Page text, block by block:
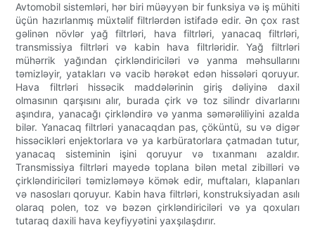
Avtomobil sistemləri, hər biri müəyyən bir funksiya və iş mühiti
üçün hazırlanmış müxtəlif filtrlərdən istifadə edir. Ən çox rast
gəlinən növlər yağ filtrləri, hava filtrləri, yanacaq filtrləri,
transmissiya filtrləri və kabin hava filtrləridir. Yağ filtrləri
mühərrik yağından çirkləndiriciləri və yanma məhsullarını
təmizləyir, yatakları və vacib hərəkət edən hissələri qoruyur.
Hava filtrləri hissəcik maddələrinin giriş dəliyinə daxil
olmasının qarşısını alır, burada çirk və toz silindr divarlarını
aşındıra, yanacağı çirkləndirə və yanma səmərəliliyini azalda
bilər. Yanacaq filtrləri yanacaqdan pas, çöküntü, su və digər
hissəcikləri enjektorlara və ya karbüratorlara çatmadan tutur,
yanacaq sisteminin işini qoruyur və tıxanmanı azaldır.
Transmissiya filtrləri mayedə toplana bilən metal zibilləri və
çirkləndiriciləri təmizləməyə kömək edir, muftaları, klapanları
və nasosları qoruyur. Kabin hava filtrləri, konstruksiyadan asılı
olaraq polen, toz və bəzən çirkləndiriciləri və ya qoxuları
tutaraq daxili hava keyfiyyətini yaxşılaşdırır.